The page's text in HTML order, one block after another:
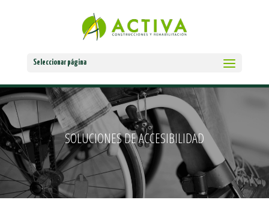
Seleccionar página
SOLUCIONES DE ACCESIBILIDAD